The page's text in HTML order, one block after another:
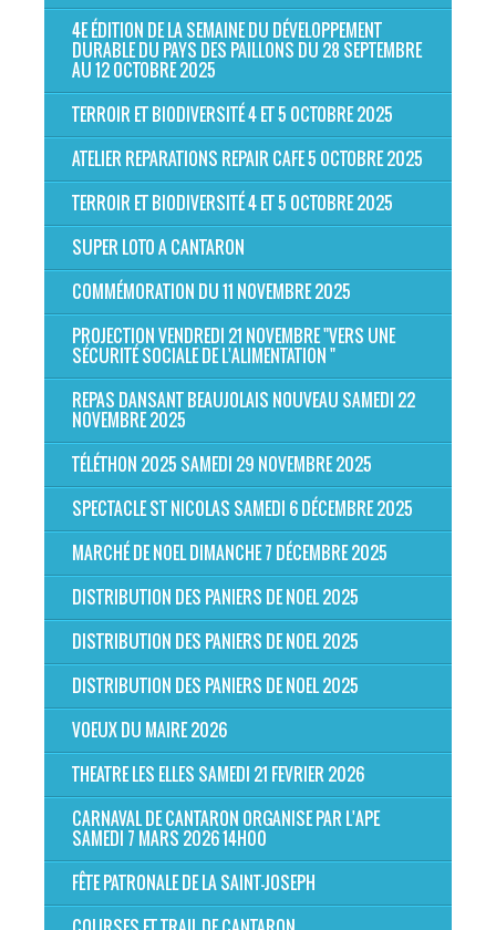
4E ÉDITION DE LA SEMAINE DU DÉVELOPPEMENT
DURABLE DU PAYS DES PAILLONS DU 28 SEPTEMBRE
AU 12 OCTOBRE 2025
TERROIR ET BIODIVERSITÉ 4 ET 5 OCTOBRE 2025
ATELIER REPARATIONS REPAIR CAFE 5 OCTOBRE 2025
TERROIR ET BIODIVERSITÉ 4 ET 5 OCTOBRE 2025
SUPER LOTO A CANTARON
COMMÉMORATION DU 11 NOVEMBRE 2025
PROJECTION VENDREDI 21 NOVEMBRE "VERS UNE
SÉCURITÉ SOCIALE DE L'ALIMENTATION "
REPAS DANSANT BEAUJOLAIS NOUVEAU SAMEDI 22
NOVEMBRE 2025
TÉLÉTHON 2025 SAMEDI 29 NOVEMBRE 2025
SPECTACLE ST NICOLAS SAMEDI 6 DÉCEMBRE 2025
MARCHÉ DE NOEL DIMANCHE 7 DÉCEMBRE 2025
DISTRIBUTION DES PANIERS DE NOEL 2025
DISTRIBUTION DES PANIERS DE NOEL 2025
DISTRIBUTION DES PANIERS DE NOEL 2025
VOEUX DU MAIRE 2026
THEATRE LES ELLES SAMEDI 21 FEVRIER 2026
CARNAVAL DE CANTARON ORGANISE PAR L'APE
SAMEDI 7 MARS 2026 14H00
FÊTE PATRONALE DE LA SAINT-JOSEPH